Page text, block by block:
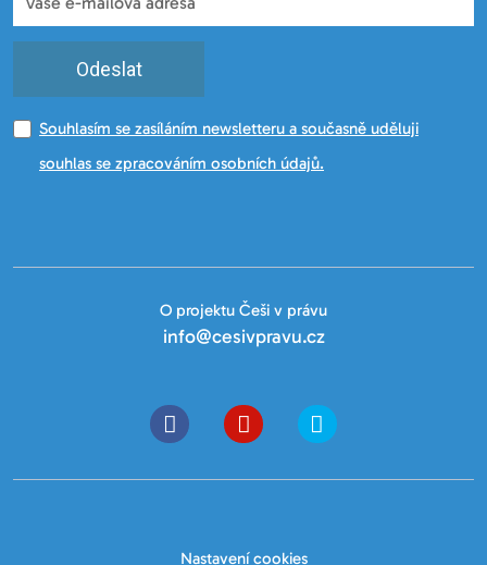
Odeslat
Souhlasím se zasíláním newsletteru a současně uděluji
souhlas se zpracováním osobních údajů.
O projektu Češi v právu
info@cesivpravu.cz
Nastavení cookies